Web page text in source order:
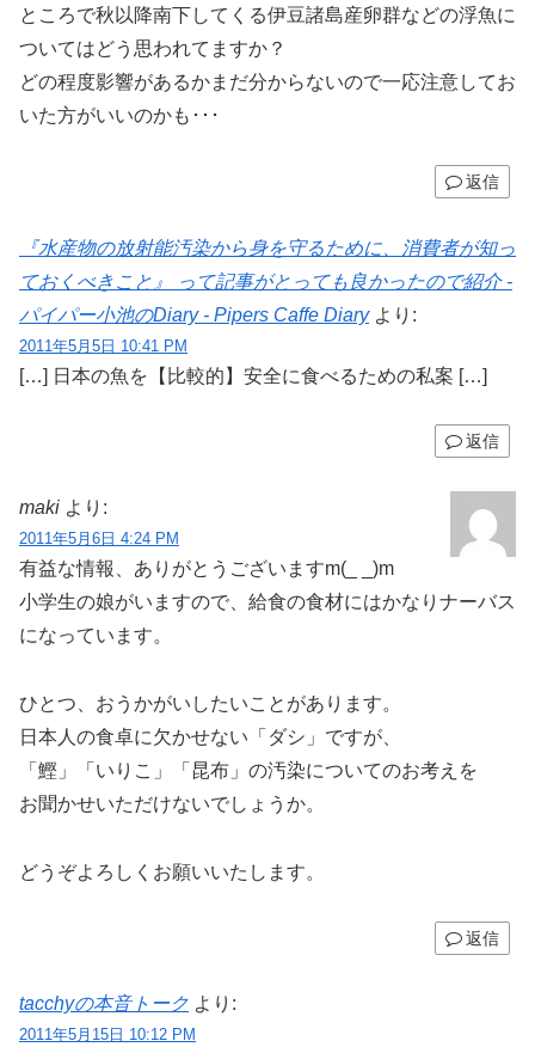
ところで秋以降南下してくる伊豆諸島産卵群などの浮魚に
ついてはどう思われてますか？
どの程度影響があるかまだ分からないので一応注意してお
いた方がいいのかも･･･
返信
『水産物の放射能汚染から身を守るために、消費者が知っ
ておくべきこと』 って記事がとっても良かったので紹介 -
パイパー小池のDiary - Pipers Caffe Diary より:
2011年5月5日 10:41 PM
[…] 日本の魚を【比較的】安全に食べるための私案 […]
返信
maki より:
2011年5月6日 4:24 PM
有益な情報、ありがとうございますm(_ _)m
小学生の娘がいますので、給食の食材にはかなりナーバス
になっています。
ひとつ、おうかがいしたいことがあります。
日本人の食卓に欠かせない「ダシ」ですが、
「鰹」「いりこ」「昆布」の汚染についてのお考えを
お聞かせいただけないでしょうか。
どうぞよろしくお願いいたします。
返信
tacchyの本音トーク より:
2011年5月15日 10:12 PM